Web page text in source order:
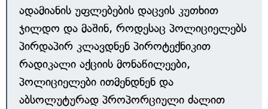
ადამიანის უფლებების დაცვის კუთხით
ჯილდო და მაშინ, როდესაც პოლიციელებს
პირდაპირ კლავდნენ პიროტექნიკით
რადიკალი აქციის მონაწილეები,
პოლიციელები ითმენდნენ და
აბსოლუტურად პროპორციული ძალით